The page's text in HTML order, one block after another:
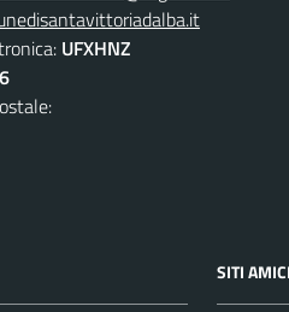
UFXHNZ
SITI AMICI